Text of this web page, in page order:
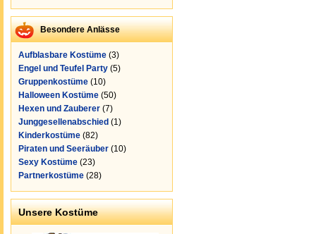
Besondere Anlässe
Aufblasbare Kostüme (3)
Engel und Teufel Party (5)
Gruppenkostüme (10)
Halloween Kostüme (50)
Hexen und Zauberer (7)
Junggesellenabschied (1)
Kinderkostüme (82)
Piraten und Seeräuber (10)
Sexy Kostüme (23)
Partnerkostüme (28)
Unsere Kostüme